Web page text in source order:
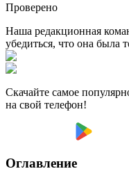
Проверено
Наша редакционная
убедиться, что она была
Скачайте самое
на свой телефон!
Оглавление